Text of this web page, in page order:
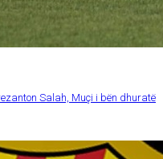
Salah, Muçi i bën dhuratë